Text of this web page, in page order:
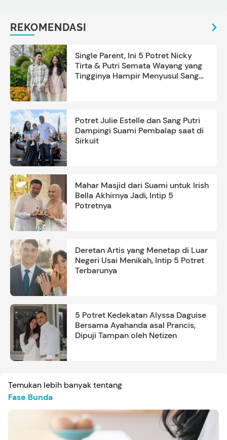
REKOMENDASI
Single Parent, Ini 5 Potret Nicky
Tirta & Putri Semata Wayang yang
Tingginya Hampir Menyusul Sang
Potret Julie Estelle dan Sang Putri
Dampingi Suami Pembalap saat di
Sirkuit
Mahar Masjid dari Suami untuk Irish
Bella Akhirnya Jadi, Intip 5
Potretnya
Deretan Artis yang Menetap di Luar
Negeri Usai Menikah, Intip 5 Potret
Terbarunya
5 Potret Kedekatan Alyssa Daguise
Bersama Ayahanda asal Prancis,
Dipuji Tampan oleh Netizen
Temukan lebih banyak tentang
Fase Bunda